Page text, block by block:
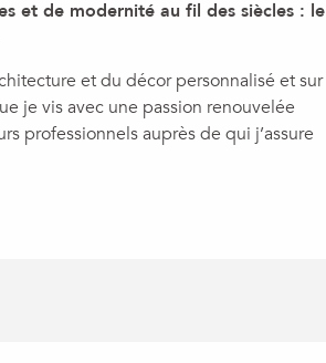
et de modernité au fil des siècles : le
et du décor personnalisé et sur
je vis avec une passion renouvelée
professionnels auprès de qui j’assure